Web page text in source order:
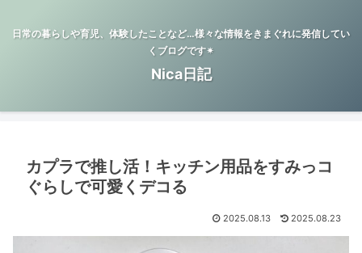
日常の暮らしや育児、体験したことなど…様々な情報をきまぐれに発信してい
くブログです✴︎
Nica日記
カプラで推し活！キッチン用品をすみっコ
ぐらしで可愛くデコる
2025.08.13 2025.08.23